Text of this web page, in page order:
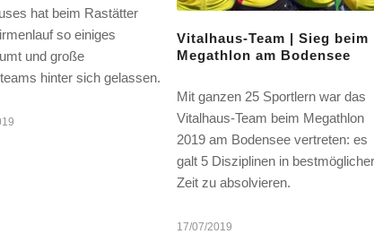
hat beim Rastätter
so einiges
und große
hinter sich gelassen.
Vitalhaus-Team | Sieg beim
Megathlon am Bodensee
Mit ganzen 25 Sportlern war das
Vitalhaus-Team beim Megathlon
2019 am Bodensee vertreten: es
galt 5 Disziplinen in bestmöglicher
Zeit zu absolvieren.
17/07/2019